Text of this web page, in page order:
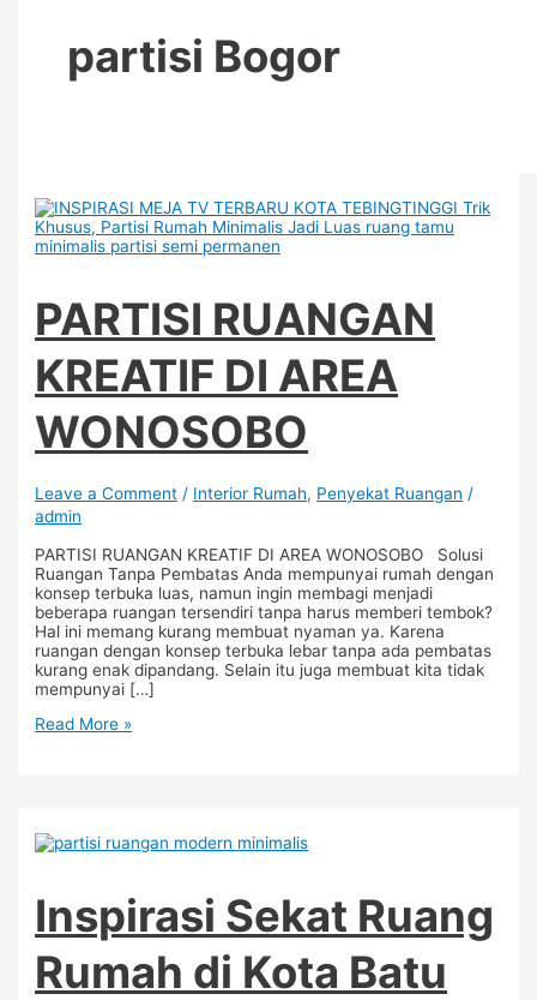
partisi Bogor
PARTISI RUANGAN
KREATIF DI AREA
WONOSOBO
Leave a Comment / Interior Rumah, Penyekat Ruangan /
admin
PARTISI RUANGAN KREATIF DI AREA WONOSOBO Solusi
Ruangan Tanpa Pembatas Anda mempunyai rumah dengan
konsep terbuka luas, namun ingin membagi menjadi
beberapa ruangan tersendiri tanpa harus memberi tembok?
Hal ini memang kurang membuat nyaman ya. Karena
ruangan dengan konsep terbuka lebar tanpa ada pembatas
kurang enak dipandang. Selain itu juga membuat kita tidak
mempunyai […]
Read More »
Inspirasi Sekat Ruang
Rumah di Kota Batu